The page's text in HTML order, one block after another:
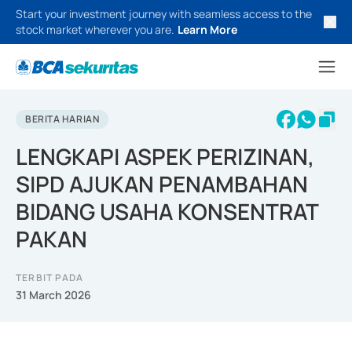
Start your investment journey with seamless access to the
stock market wherever you are. Learn More
BERITA HARIAN
LENGKAPI ASPEK PERIZINAN,
SIPD AJUKAN PENAMBAHAN
BIDANG USAHA KONSENTRAT
PAKAN
TERBIT PADA
31 March 2026